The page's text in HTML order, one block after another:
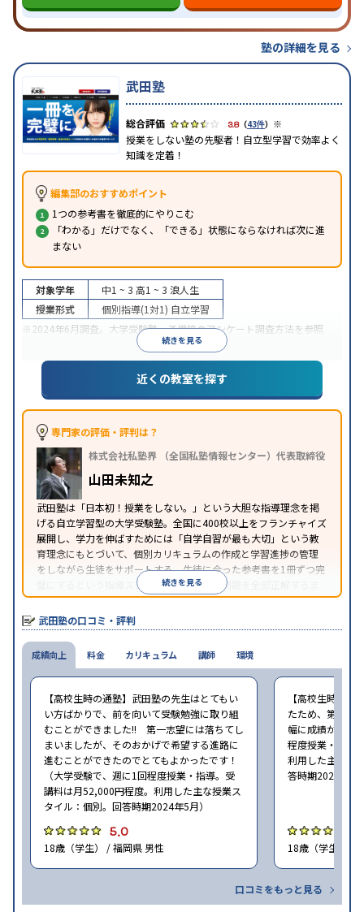
塾の詳細を見る
武田塾
3.8（43件） ※
授業をしない塾の先駆者！自立型学習で効率よく
知識を定着！
編集部のおすすめポイント
1つの参考書を徹底的にやりこむ
「わかる」だけでなく、「できる」状態にならなければ次に進
まない
続きを見る
対象学年 中1 ~ 3 高1 ~ 3 浪人生
授業形式
個別指導(1対1) 自立学習
※2024年6月調査。 大学受験塾・予備校のアンケート調査方法を参照
近くの教室を探す
専門家の評価・評判は？
株式会社私塾界 （全国私塾情報センター）代表取締役
山田未知之
武田塾は「日本初！授業をしない。」という大胆な指導理念を掲
げる自立学習型の大学受験塾。全国に400校以上をフランチャイズ
展開し、学力を伸ばすためには「自学自習が最も大切」という教
育理念にもとづいて、個別カリキュラムの作成と学習進捗の管理
をしながら生徒をサポートする。生徒に合った参考書を1冊ずつ完
璧にするという指導スタイルで、参考書の問題を全部正解するま
で繰り返し問題を解くことで偏差値をあげるという手法を取って
いる。
続きを見る
武田塾の口コミ・評判
成績向上
【高校生時の通塾】武田塾の先生はとてもい
い方ばかりで、前を向いて受験勉強に取り組
むことができました!! 第一志望には落ちてし
まいましたが、そのおかげで希望する進路に
進むことができたのでとてもよかったです！
（大学受験で、週に1回程度授業・指導。受
講料は月52,000円程度。利用した主な授業ス
タイル：個別。回答時期2024年5月）
5.0
18歳（学生） / 福岡県 男性
【高校生時の通
たため、第一志
幅に成績が向上
程度授業・指導
利用した主な授
答時期2024年5
18歳（学生） /
口コミをもっと見る
料金 カリキュラム 講師 環境